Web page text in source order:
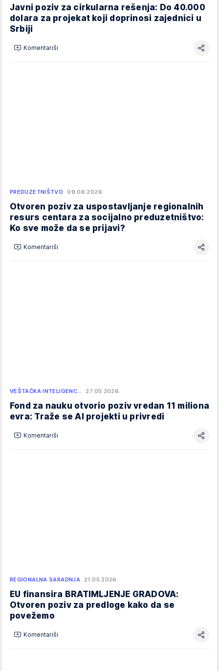
Javni poziv za cirkularna rešenja: Do 40.000
dolara za projekat koji doprinosi zajednici u
Srbiji
Komentariši
PREDUZETNIŠTVO 09.06.2026.
Otvoren poziv za uspostavljanje regionalnih
resurs centara za socijalno preduzetništvo:
Ko sve može da se prijavi?
Komentariši
VEŠTAČKA INTELIGENC… 27.05.2026.
Fond za nauku otvorio poziv vredan 11 miliona
evra: Traže se AI projekti u privredi
Komentariši
REGIONALNA SARADNJA 21.05.2026.
EU finansira BRATIMLJENJE GRADOVA:
Otvoren poziv za predloge kako da se
povežemo
Komentariši